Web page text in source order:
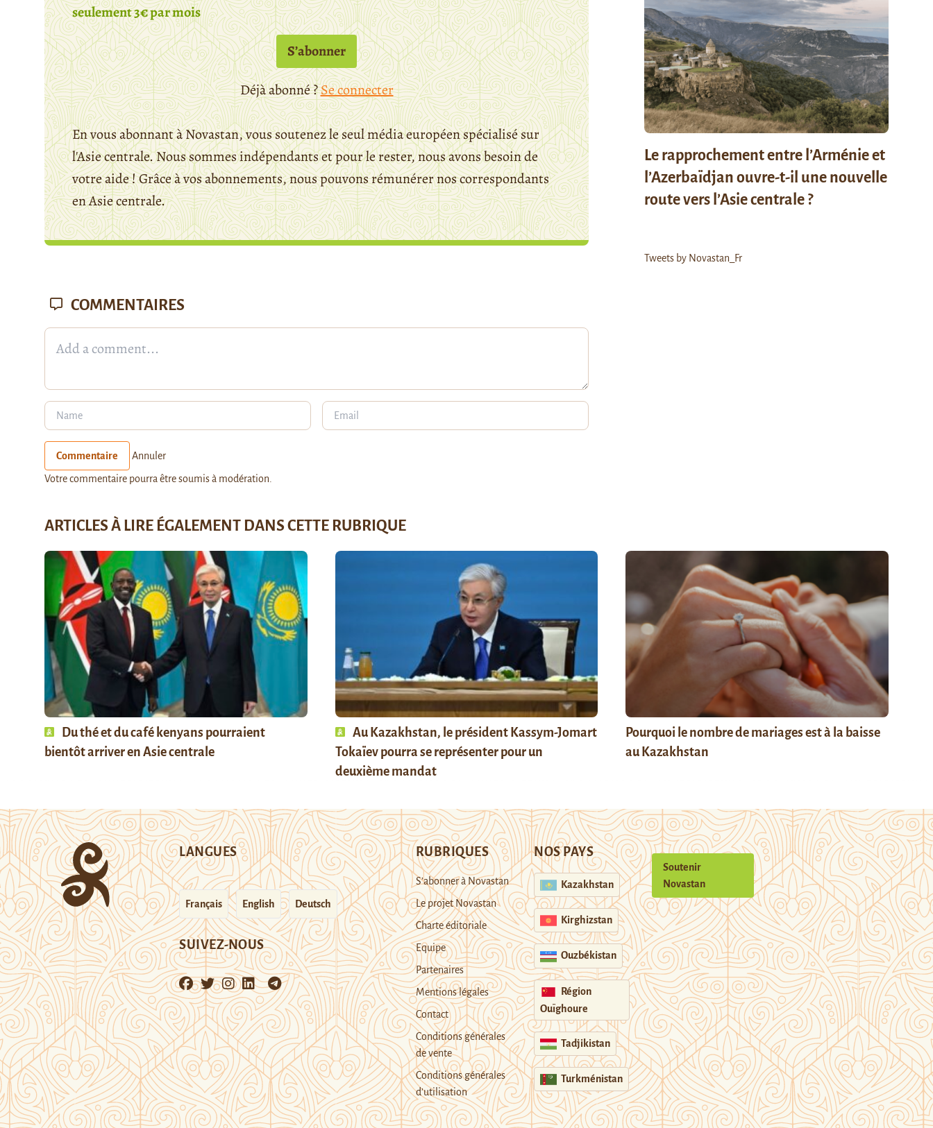
seulement 3€ par mois
S’abonner
Déjà abonné ?Se connecter
En vous abonnant à Novastan, vous soutenez le seul média européen spécialisé sur
l'Asie centrale. Nous sommes indépendants et pour le rester, nous avons besoin de
votre aide ! Grâce à vos abonnements, nous pouvons rémunérer nos correspondants
en Asie centrale.
Le rapprochement entre l’Arménie et
l’Azerbaïdjan ouvre-t-il une nouvelle
route vers l’Asie centrale ?
Tweets by Novastan_Fr
COMMENTAIRES
Commentaire Annuler
Votre commentaire pourra être soumis à modération.
ARTICLES À LIRE ÉGALEMENT DANS CETTE RUBRIQUE
Du thé et du café kenyans pourraient
bientôt arriver en Asie centrale
Au Kazakhstan, le président Kassym-Jomart
Tokaïev pourra se représenter pour un
deuxième mandat
Pourquoi le nombre de mariages est à la baisse
au Kazakhstan
LANGUES
Français English Deutsch
SUIVEZ-NOUS
RUBRIQUES
S’abonner à Novastan
Le projet Novastan
Charte éditoriale
Equipe
Partenaires
Mentions légales
Contact
Conditions générales
de vente
Conditions générales
d’utilisation
NOS PAYS
Kazakhstan
Kirghizstan
Ouzbékistan
Région
Ouïghoure
Tadjikistan
Turkménistan
Soutenir
Novastan